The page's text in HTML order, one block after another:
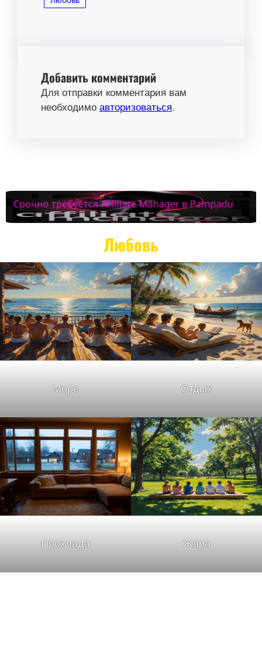
Добавить комментарий
Для отправки комментария вам
необходимо авторизоваться.
Любовь
Море Отдых
Прохлада Жара